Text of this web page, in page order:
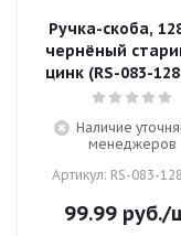
Ручка-скоба,
чернёный
цинк (RS-083-
Наличие
менеджеров
Артикул: RS-083-
99.99 руб./